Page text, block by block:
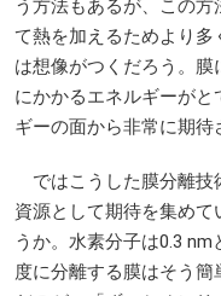
う方法もあるが、この
て熱を加えるためより多
は想像がつくだろう。
にかかるエネルギーが
ギーの面から非常に期待
ではこうした膜分離技
資源として期待を集め
うか。水素分子は0.3
度に分離する膜はそう